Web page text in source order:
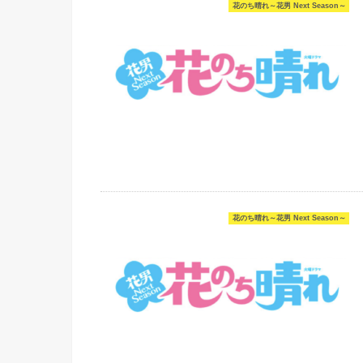
花のち晴れ～花男 Next Season～
花のち晴れ～花男 Next Season～